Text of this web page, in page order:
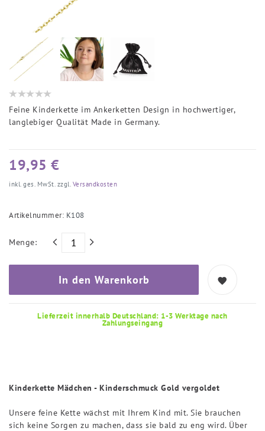
Feine Kinderkette im Ankerketten Design in hochwertiger,
langlebiger Qualität Made in Germany.
19,95 €
inkl. ges. MwSt. zzgl. Versandkosten
Artikelnummer: K108
Menge:
In den Warenkorb
Lieferzeit innerhalb Deutschland: 1-3 Werktage nach
Zahlungseingang
Kinderkette Mädchen - Kinderschmuck Gold vergoldet
Unsere feine Kette wächst mit Ihrem Kind mit. Sie brauchen
sich keine Sorgen zu machen, dass sie bald zu eng wird. Über